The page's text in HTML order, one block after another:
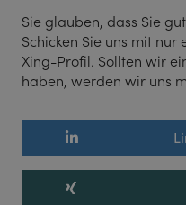
Sie glauben, dass Sie
Schicken Sie uns mit
Xing-Profil. Sollten wir
haben, werden wir uns